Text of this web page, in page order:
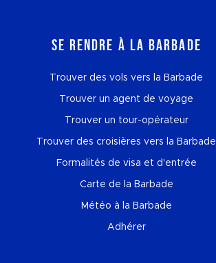
Se rendre à la Barbade
Trouver des vols vers la Barbade
Trouver un agent de voyage
Trouver un tour-opérateur
Trouver des croisières vers la Barbade
Formalités de visa et d'entrée
Carte de la Barbade
Météo à la Barbade
Adhérer